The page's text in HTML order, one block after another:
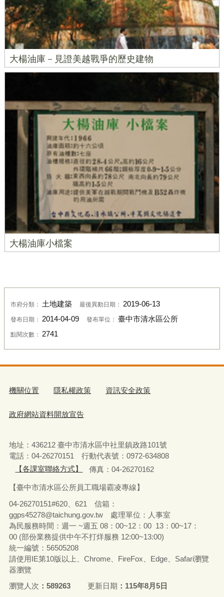
大楊油庫－見證美越戰爭的歷史建物
大楊油庫小檔案
市府分類： 土地建築 最後異動日期： 2019-06-13
發布日期： 2014-04-09 發布單位： 臺中市清水區公所
點閱次數： 2741
機關位置 隱私權政策 資訊安全政策
政府網站資料開放宣告
地址：436212 臺中市清水區中社里鎮政路101號
電話：04-26270151 行動代表號：0972-634808
【各課室聯絡方式】
傳真：04-26270162
【臺中市清水區公所員工職場霸凌專線】
04-26270151#620、621 信箱：
ggps45278@taichung.gov.tw 處理單位：人事室
為民服務時間：週一 ~週五 08：00~12：00 13：00~17：
00 (部份業務提供中午不打烊服務 12:00~13:00)
統一編號：56505208
請使用IE第10版以上、Chrome、FireFox、Edge、Safari瀏覽
器瀏覽
瀏覽人次
589263 更新日期 115年8月5日